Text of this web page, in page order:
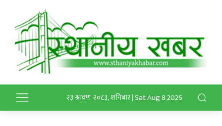
२३ श्रावण २०८३, शनिबार | Sat Aug 8 2026